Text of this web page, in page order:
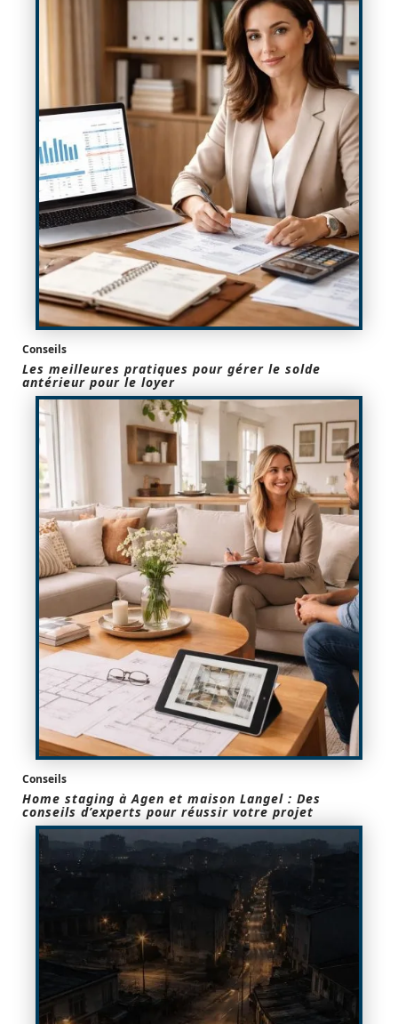
Conseils
Les meilleures pratiques pour gérer le solde
antérieur pour le loyer
Conseils
Home staging à Agen et maison Langel : Des
conseils d’experts pour réussir votre projet